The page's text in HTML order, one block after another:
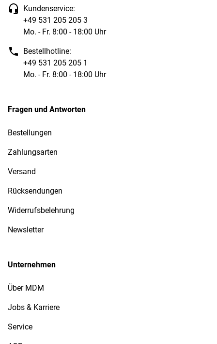
Kundenservice:
+49 531 205 205 3
Mo. - Fr. 8:00 - 18:00 Uhr
Bestellhotline:
+49 531 205 205 1
Mo. - Fr. 8:00 - 18:00 Uhr
Fragen und Antworten
Bestellungen
Zahlungsarten
Versand
Rücksendungen
Widerrufsbelehrung
Newsletter
Unternehmen
Über MDM
Jobs & Karriere
Service